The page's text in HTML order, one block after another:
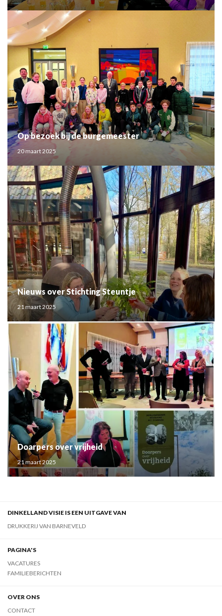
Op bezoek bij de burgemeester
20 maart 2025
Nieuws over Stichting Steuntje
21 maart 2025
Doarpers over vrijheid
21 maart 2025
DINKELLAND VISIE IS EEN UITGAVE VAN
DRUKKERIJ VAN BARNEVELD
PAGINA'S
VACATURES
FAMILIEBERICHTEN
OVER ONS
CONTACT